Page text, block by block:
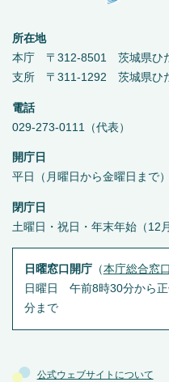
公式ウェブサイトについて
所在地
本庁 〒312-8501 茨城県ひ
支所 〒311-1292 茨城県ひ
電話
029-273-0111（代表）
開庁日
平日（月曜日から金曜日まで
閉庁日
土曜日・祝日・年末年始（12
日曜窓口開庁（本庁総合窓
日曜日 午前8時30分から
分まで